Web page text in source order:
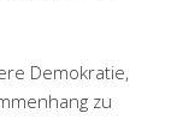
Demokratie,
zu